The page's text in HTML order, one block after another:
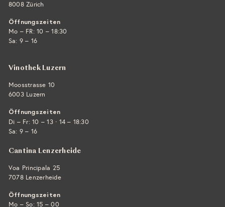
8008 Zürich
Öffnungszeiten
Mo – FR: 10 – 18:30
Sa: 9 – 16
Vinothek Luzern
Moosstrasse 10
6003 Luzern
Öffnungszeiten
Di – Fr: 10 – 13 · 14 – 18:30
Sa: 9 – 16
Cantina Lenzerheide
Voa Principala 25
7078 Lenzerheide
Öffnungszeiten
Mo – So: 15 – 00